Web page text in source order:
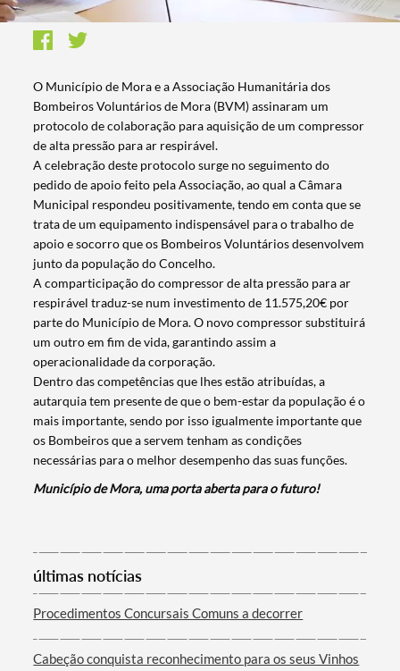
Termo de Pesquisa
Categorias gerais
O Município de Mora e a Associação Humanitária dos
Bombeiros Voluntários de Mora (BVM) assinaram um
protocolo de colaboração para aquisição de um compressor
de alta pressão para ar respirável.
A celebração deste protocolo surge no seguimento do
pedido de apoio feito pela Associação, ao qual a Câmara
Municipal respondeu positivamente, tendo em conta que se
trata de um equipamento indispensável para o trabalho de
apoio e socorro que os Bombeiros Voluntários desenvolvem
junto da população do Concelho.
A comparticipação do compressor de alta pressão para ar
respirável traduz-se num investimento de 11.575,20€ por
parte do Município de Mora. O novo compressor substituirá
um outro em fim de vida, garantindo assim a
operacionalidade da corporação.
Dentro das competências que lhes estão atribuídas, a
autarquia tem presente de que o bem-estar da população é o
mais importante, sendo por isso igualmente importante que
os Bombeiros que a servem tenham as condições
necessárias para o melhor desempenho das suas funções.
Município de Mora, uma porta aberta para o futuro!
últimas notícias
Procedimentos Concursais Comuns a decorrer
Cabeção conquista reconhecimento para os seus Vinhos